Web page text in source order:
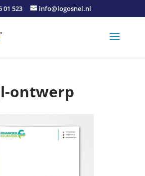
01 523 info@logosnel.nl
ontwerp